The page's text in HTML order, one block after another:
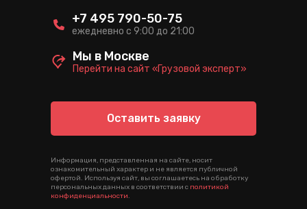
Оставить заявку
Информация, представленная на сайте, носит
ознакомительный характер и не является публичной
офертой. Используя сайт, вы соглашаетесь на обработку
персональных данных в соответствии с политикой
конфиденциальности.
ежедневно с 9:00 до 21:00
+7 495 790-50-75
Перейти на сайт «Грузовой эксперт»
Мы в Москве